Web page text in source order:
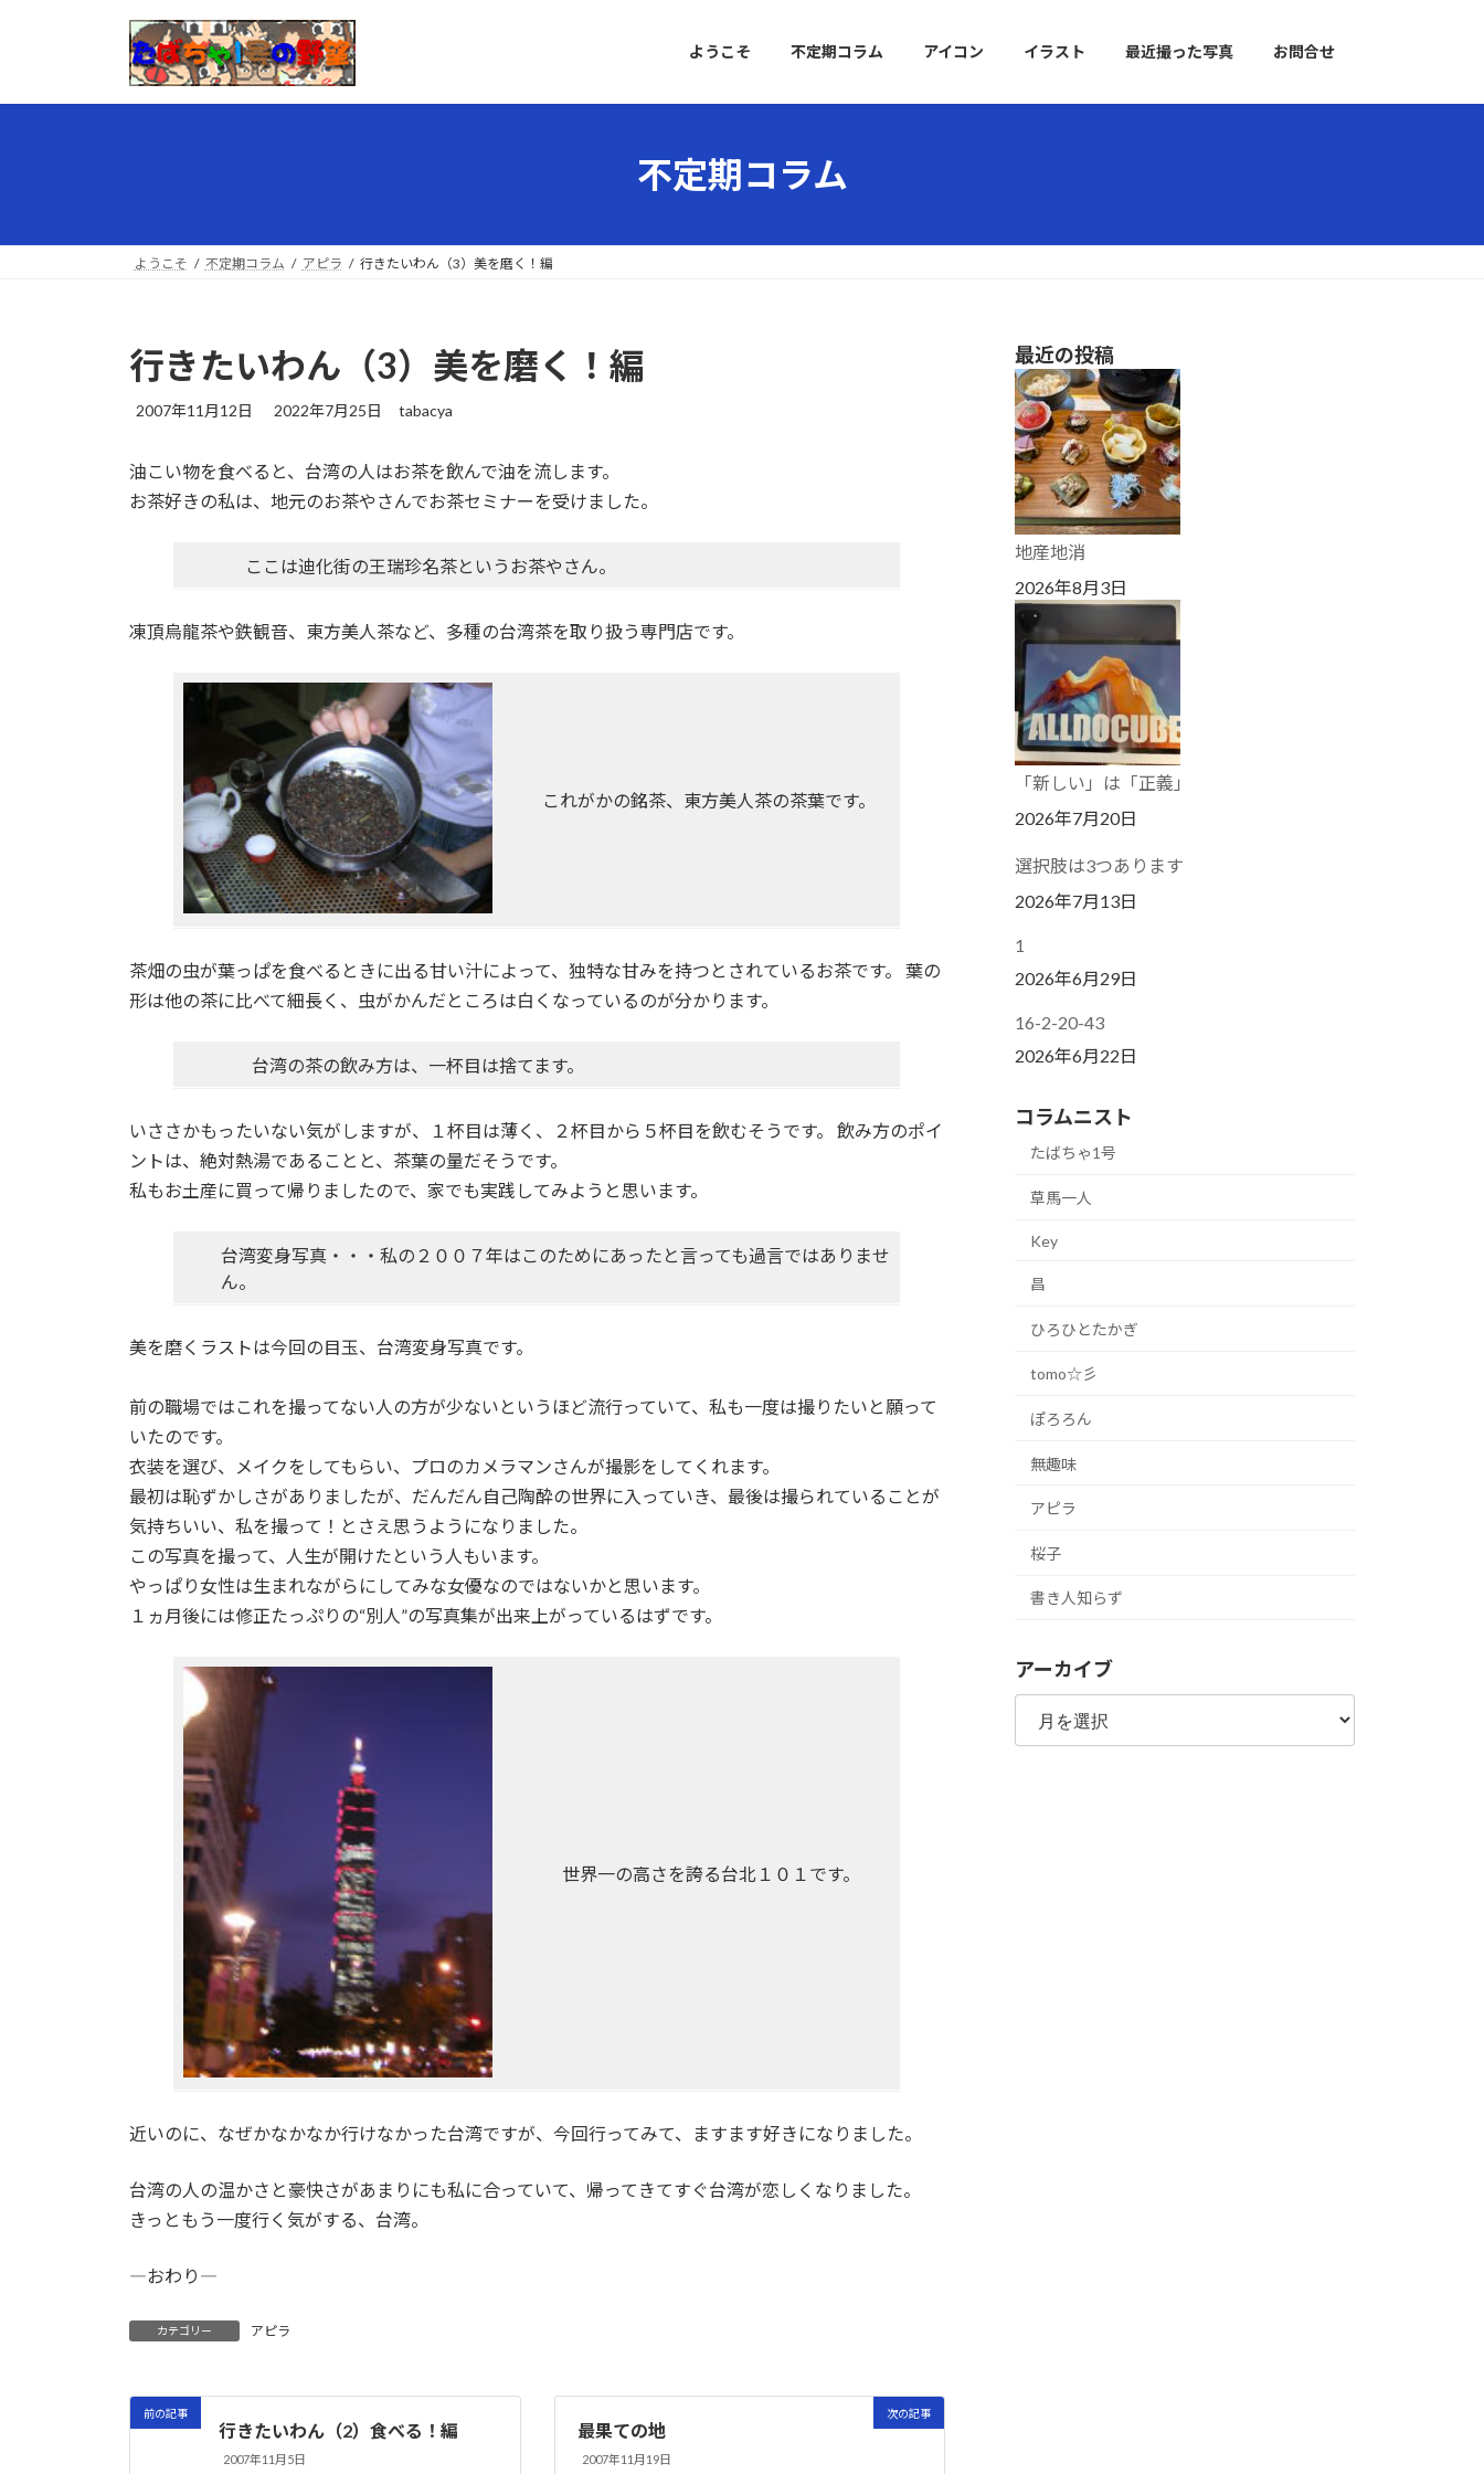
プ
動
ようこそ 不定期コラム アイコン イラスト 最近撮った写真 お問合せ
不定期コラム
ようこそ 不定期コラム アピラ 行きたいわん（3）美を磨く！編
行きたいわん（3）美を磨く！編
2007年11月12日
最
新
日
2022年7月25日 tabacya
油こい物を食べると、台湾の人はお茶を飲んで油を流します。
お茶好きの私は、地元のお茶やさんでお茶セミナーを受けました。
ここは迪化街の王瑞珍名茶というお茶やさん。
凍頂烏龍茶や鉄観音、東方美人茶など、多種の台湾茶を取り扱う専門店です。
これがかの銘茶、東方美人茶の茶葉です。
茶畑の虫が葉っぱを食べるときに出る甘い汁によって、独特な甘みを持つとされているお茶です。 葉の
形は他の茶に比べて細長く、虫がかんだところは白くなっているのが分かります。
台湾の茶の飲み方は、一杯目は捨てます。
いささかもったいない気がしますが、１杯目は薄く、２杯目から５杯目を飲むそうです。 飲み方のポイ
ントは、絶対熱湯であることと、茶葉の量だそうです。
私もお土産に買って帰りましたので、家でも実践してみようと思います。
台湾変身写真・・・私の２００７年はこのためにあったと言っても過言ではありませ
ん。
美を磨くラストは今回の目玉、台湾変身写真です。
前の職場ではこれを撮ってない人の方が少ないというほど流行っていて、私も一度は撮りたいと願って
いたのです。
衣装を選び、メイクをしてもらい、プロのカメラマンさんが撮影をしてくれます。
最初は恥ずかしさがありましたが、だんだん自己陶酔の世界に入っていき、最後は撮られていることが
気持ちいい、私を撮って！とさえ思うようになりました。
この写真を撮って、人生が開けたという人もいます。
やっぱり女性は生まれながらにしてみな女優なのではないかと思います。
１ヵ月後には修正たっぷりの“別人”の写真集が出来上がっているはずです。
世界一の高さを誇る台北１０１です。
近いのに、なぜかなかなか行けなかった台湾ですが、今回行ってみて、ますます好きになりました。
台湾の人の温かさと豪快さがあまりにも私に合っていて、帰ってきてすぐ台湾が恋しくなりました。
きっともう一度行く気がする、台湾。
―おわり―
カテゴリー アピラ
前の記事
行きたいわん（2）食べる！編
2007年11月5日
次の記事
最果ての地
2007年11月19日
最近の投稿
地産地消
2026年8月3日
「新しい」は「正義」
2026年7月20日
選択肢は3つあります
2026年7月13日
1
2026年6月29日
16-2-20-43
2026年6月22日
コラムニスト
たばちゃ1号
草馬一人
Key
昌
ひろひとたかぎ
tomo☆彡
ぽろろん
無趣味
アピラ
桜子
書き人知らず
アーカイブ
ア
カ